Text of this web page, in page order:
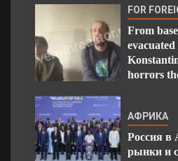
FOR
From
horrors
АФРИКА
Россия в
рынки и